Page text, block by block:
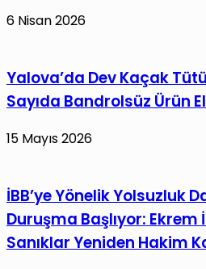
Odaklı
6 Nisan 2026
Yalova’da Dev Kaçak
Sayıda Bandrolsüz Ürün
15 Mayıs 2026
İBB’ye Yönelik Yolsuzluk
Duruşma Başlıyor:
Sanıklar Yeniden Hakim